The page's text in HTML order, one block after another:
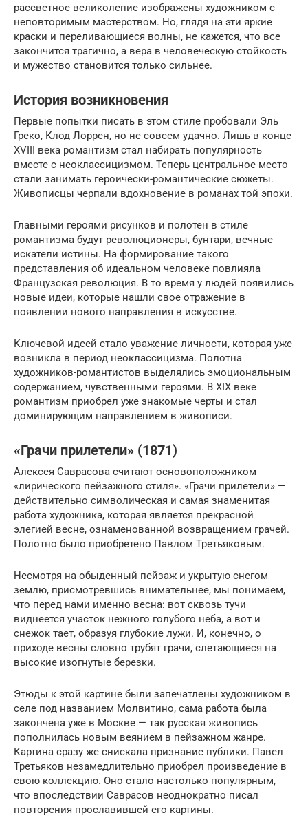
рассветное великолепие изображены художником с
неповторимым мастерством. Но, глядя на эти яркие
краски и переливающиеся волны, не кажется, что все
закончится трагично, а вера в человеческую стойкость
и мужество становится только сильнее.
История возникновения
Первые попытки писать в этом стиле пробовали Эль
Греко, Клод Лоррен, но не совсем удачно. Лишь в конце
XVIII века романтизм стал набирать популярность
вместе с неоклассицизмом. Теперь центральное место
стали занимать героически-романтические сюжеты.
Живописцы черпали вдохновение в романах той эпохи.
Главными героями рисунков и полотен в стиле
романтизма будут революционеры, бунтари, вечные
искатели истины. На формирование такого
представления об идеальном человеке повлияла
Французская революция. В то время у людей появились
новые идеи, которые нашли свое отражение в
появлении нового направления в искусстве.
Ключевой идеей стало уважение личности, которая уже
возникла в период неоклассицизма. Полотна
художников-романтистов выделялись эмоциональным
содержанием, чувственными героями. В XIX веке
романтизм приобрел уже знакомые черты и стал
доминирующим направлением в живописи.
«Грачи прилетели» (1871)
Алексея Саврасова считают основоположником
«лирического пейзажного стиля». «Грачи прилетели» —
действительно символическая и самая знаменитая
работа художника, которая является прекрасной
элегией весне, ознаменованной возвращением грачей.
Полотно было приобретено Павлом Третьяковым.
Несмотря на обыденный пейзаж и укрытую снегом
землю, присмотревшись внимательнее, мы понимаем,
что перед нами именно весна: вот сквозь тучи
виднеется участок нежного голубого неба, а вот и
снежок тает, образуя глубокие лужи. И, конечно, о
приходе весны словно трубят грачи, слетающиеся на
высокие изогнутые березки.
Этюды к этой картине были запечатлены художником в
селе под названием Молвитино, сама работа была
закончена уже в Москве — так русская живопись
пополнилась новым веянием в пейзажном жанре.
Картина сразу же снискала признание публики. Павел
Третьяков незамедлительно приобрел произведение в
свою коллекцию. Оно стало настолько популярным,
что впоследствии Саврасов неоднократно писал
повторения прославившей его картины.